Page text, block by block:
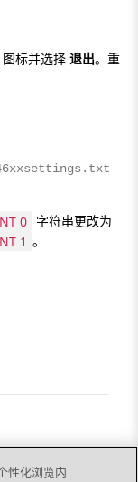
图标并选择 退出。重
0 字符串更改为
1 。
性化浏览内